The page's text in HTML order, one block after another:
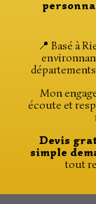
📍 Basé à
Mon
écoute et
Devis
simple
tout